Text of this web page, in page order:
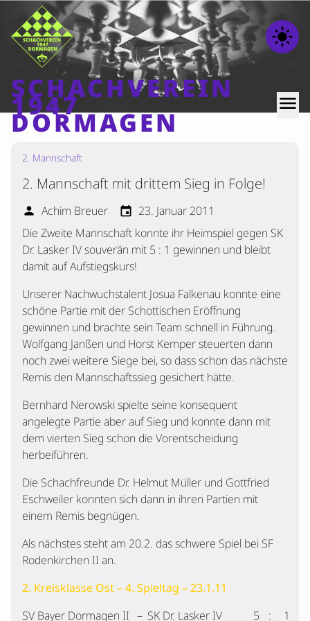
light_mode
SCHACHVEREIN
1947
DORMAGEN
menu
Home
Beiträge
Mannschaften
Ranglisten
Termine
Kontakt
2. Mannschaft
2. Mannschaft mit drittem Sieg in Folge!
person Achim Breuer event 23. Januar 2011
Die Zweite Mannschaft konnte ihr Heimspiel gegen SK
Dr. Lasker IV souverän mit 5 : 1 gewinnen und bleibt
damit auf Aufstiegskurs!
Unserer Nachwuchstalent Josua Falkenau konnte eine
schöne Partie mit der Schottischen Eröffnung
gewinnen und brachte sein Team schnell in Führung.
Wolfgang Janßen und Horst Kemper steuerten dann
noch zwei weitere Siege bei, so dass schon das nächste
Remis den Mannschaftssieg gesichert hätte.
Bernhard Nerowski spielte seine konsequent
angelegte Partie aber auf Sieg und konnte dann mit
dem vierten Sieg schon die Vorentscheidung
herbeiführen.
Die Schachfreunde Dr. Helmut Müller und Gottfried
Eschweiler konnten sich dann in ihren Partien mit
einem Remis begnügen.
Als nächstes steht am 20.2. das schwere Spiel bei SF
Rodenkirchen II an.
2. Kreisklasse Ost – 4. Spieltag – 23.1.11
SV Bayer Dormagen II – SK Dr. Lasker IV 5 : 1